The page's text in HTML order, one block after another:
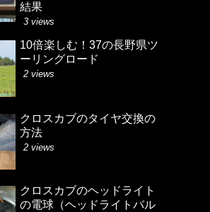
結果
3 views
10倍楽しむ！37の長野県ツ
ーリングロード
2 views
クロスカブのタイヤ交換の
方法
2 views
クロスカブのヘッドライト
の電球（ヘッドライトバル